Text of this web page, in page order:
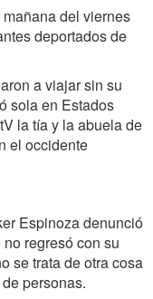
del viernes
deportados de
a viajar sin su
sola en Estados
la tía y la abuela de
el occidente
Espinoza denunció
regresó con su
se trata de otra cosa
personas.